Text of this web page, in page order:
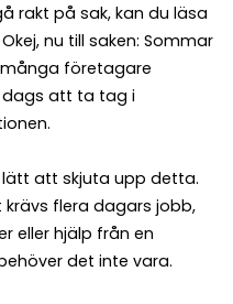
rakt på sak, kan du läsa
Okej, nu till saken: Sommar
många företagare
att ta tag i
att skjuta upp detta.
flera dagars jobb,
eller hjälp från en
det inte vara.